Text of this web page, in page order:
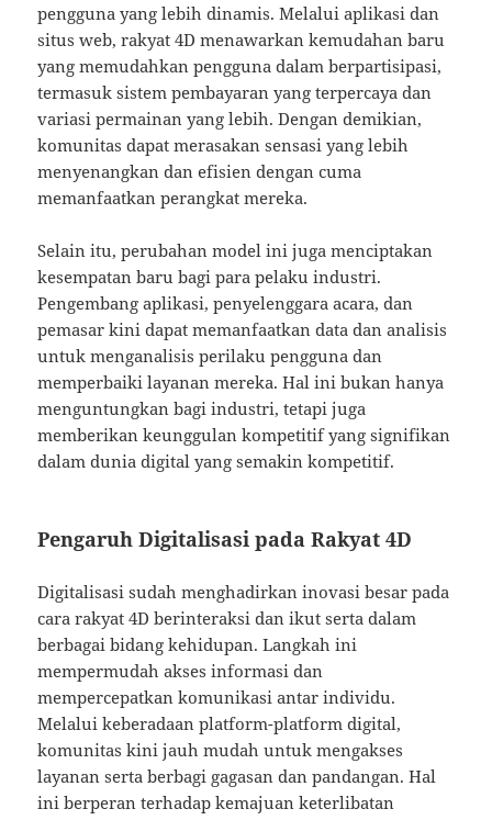
pengguna yang lebih dinamis. Melalui aplikasi dan
situs web, rakyat 4D menawarkan kemudahan baru
yang memudahkan pengguna dalam berpartisipasi,
termasuk sistem pembayaran yang terpercaya dan
variasi permainan yang lebih. Dengan demikian,
komunitas dapat merasakan sensasi yang lebih
menyenangkan dan efisien dengan cuma
memanfaatkan perangkat mereka.
Selain itu, perubahan model ini juga menciptakan
kesempatan baru bagi para pelaku industri.
Pengembang aplikasi, penyelenggara acara, dan
pemasar kini dapat memanfaatkan data dan analisis
untuk menganalisis perilaku pengguna dan
memperbaiki layanan mereka. Hal ini bukan hanya
menguntungkan bagi industri, tetapi juga
memberikan keunggulan kompetitif yang signifikan
dalam dunia digital yang semakin kompetitif.
Pengaruh Digitalisasi pada Rakyat 4D
Digitalisasi sudah menghadirkan inovasi besar pada
cara rakyat 4D berinteraksi dan ikut serta dalam
berbagai bidang kehidupan. Langkah ini
mempermudah akses informasi dan
mempercepatkan komunikasi antar individu.
Melalui keberadaan platform-platform digital,
komunitas kini jauh mudah untuk mengakses
layanan serta berbagi gagasan dan pandangan. Hal
ini berperan terhadap kemajuan keterlibatan